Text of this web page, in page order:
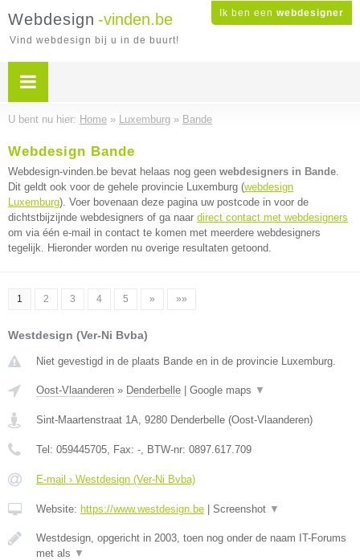
Ik ben een webdesigner
Webdesign -vinden.be
Vind webdesign bij u in de buurt!
U bent nu hier: Home » Luxemburg » Bande
Webdesign Bande
Webdesign-vinden.be bevat helaas nog geen webdesigners in Bande.
Dit geldt ook voor de gehele provincie Luxemburg (webdesign
Luxemburg). Voer bovenaan deze pagina uw postcode in voor de
dichtstbijzijnde webdesigners of ga naar direct contact met webdesigners
om via één e-mail in contact te komen met meerdere webdesigners
tegelijk. Hieronder worden nu overige resultaten getoond.
1 2 3 4 5 » »»
Westdesign (Ver-Ni Bvba)
Niet gevestigd in de plaats Bande en in de provincie Luxemburg.
Oost-Vlaanderen » Denderbelle Google maps ▼
Sint-Maartenstraat 1A, 9280 Denderbelle (Oost-Vlaanderen)
Tel: 059445705, Fax: -, BTW-nr: 0897.617.709
E-mail › Westdesign (Ver-Ni Bvba)
Website: https://www.westdesign.be Screenshot ▼
Westdesign, opgericht in 2003, toen nog onder de naam IT-Forums
met als ▼